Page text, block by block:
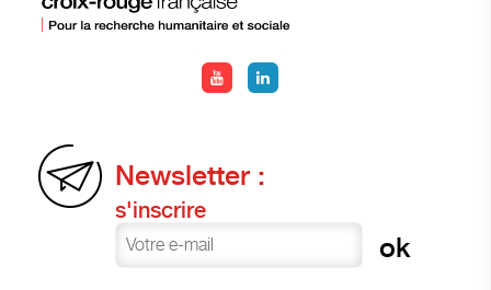
Newsletter :
s'inscrire